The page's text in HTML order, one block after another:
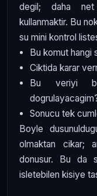
degil; daha
kullanmaktir. Bu
su mini kontrol
Bu komut hangi
Ciktida karar
Bu veriyi
Sonucu tek
Boyle
olmaktan cikar;
donusur. Bu da
isletebilen kisiye